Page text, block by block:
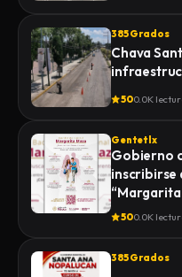
385 Grados
Chava
500.0K
Gentetlx
Gobierno
inscribirse
“Margarita
500.0K
385 Grados